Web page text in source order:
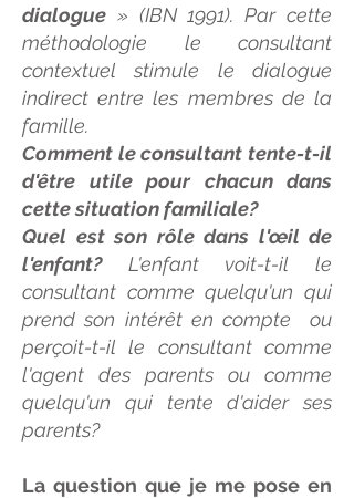
dialogue » (IBN 1991). Par cette
méthodologie le consultant
contextuel stimule le dialogue
indirect entre les membres de la
famille.
Comment le consultant tente-t-il
d'être utile pour chacun dans
cette situation familiale?
Quel est son rôle dans l'œil de
l'enfant? L'enfant voit-t-il le
consultant comme quelqu'un qui
prend son intérêt en compte ou
perçoit-t-il le consultant comme
l'agent des parents ou comme
quelqu'un qui tente d'aider ses
parents?
La question que je me pose en